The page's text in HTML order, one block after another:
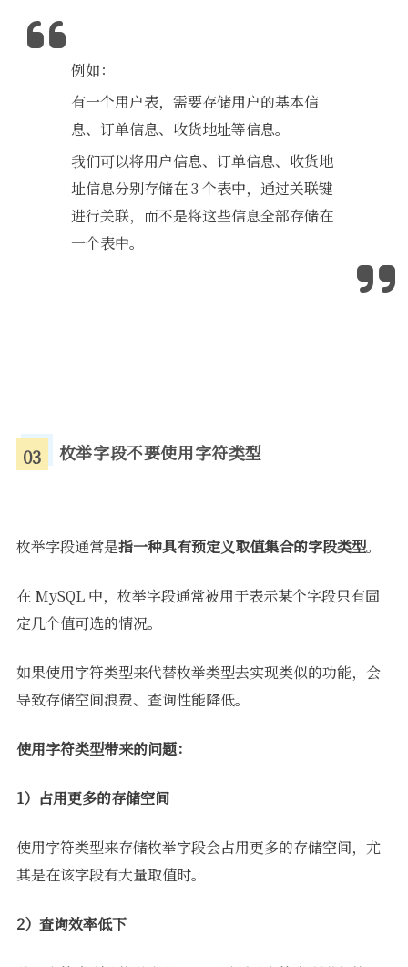
例如：
有一个用户表，需要存储用户的基本信
息、订单信息、收货地址等信息。
我们可以将用户信息、订单信息、收货地
址信息分别存储在 3 个表中，通过关联键
进行关联，而不是将这些信息全部存储在
一个表中。
03 枚举字段不要使用字符类型
枚举字段通常是指一种具有预定义取值集合的字段类型。
在 MySQL 中，枚举字段通常被用于表示某个字段只有固
定几个值可选的情况。
如果使用字符类型来代替枚举类型去实现类似的功能，会
导致存储空间浪费、查询性能降低。
使用字符类型带来的问题：
1）占用更多的存储空间
使用字符类型来存储枚举字段会占用更多的存储空间，尤
其是在该字段有大量取值时。
2）查询效率低下